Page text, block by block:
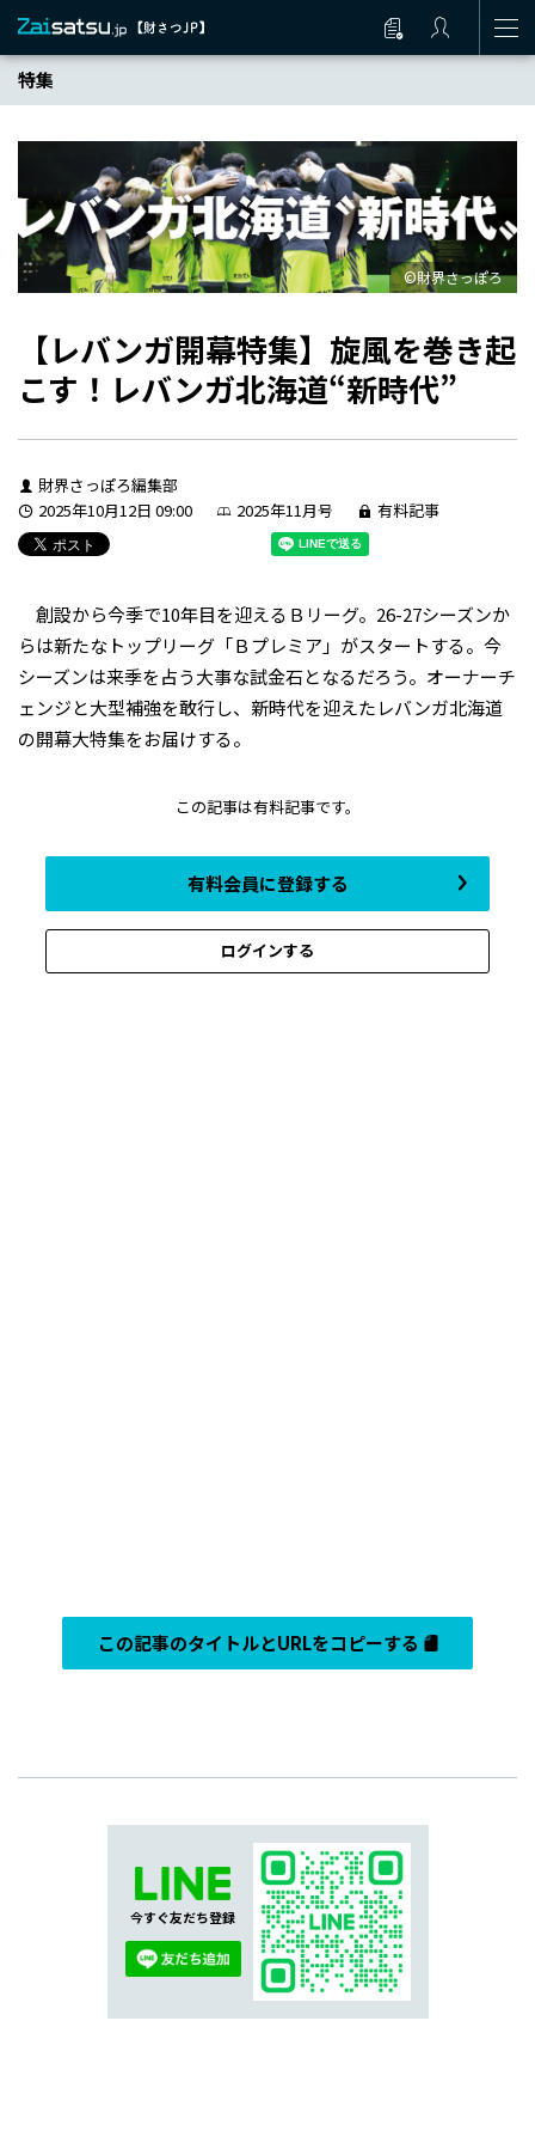
特集
©財界さっぽろ
【レバンガ開幕特集】旋風を巻き起
こす！レバンガ北海道“新時代”
財界さっぽろ編集部
2025年10月12日 09:00
2025年11月号 有料記事
創設から今季で10年目を迎えるＢリーグ。26-27シーズンか
らは新たなトップリーグ「Ｂプレミア」がスタートする。今
シーズンは来季を占う大事な試金石となるだろう。オーナーチ
ェンジと大型補強を敢行し、新時代を迎えたレバンガ北海道
の開幕大特集をお届けする。
この記事は有料記事です。
有料会員に登録する
ログインする
この記事のタイトルとURLをコピーする
今すぐ友だち登録